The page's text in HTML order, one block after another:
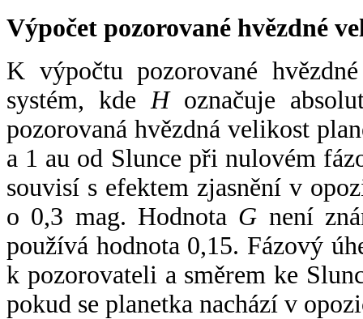
Výpočet pozorované hvězdné
K výpočtu pozorované
systém, kde Hoznačuje
pozorovaná hvězdná velikost
a 1 au od Slunce při nulovém
souvisí s efektem zjasnění v
o 0,3 mag. Hodnota G není
používá hodnota 0,15. Fázový
k pozorovateli a směrem ke
pokud se planetka nachází v